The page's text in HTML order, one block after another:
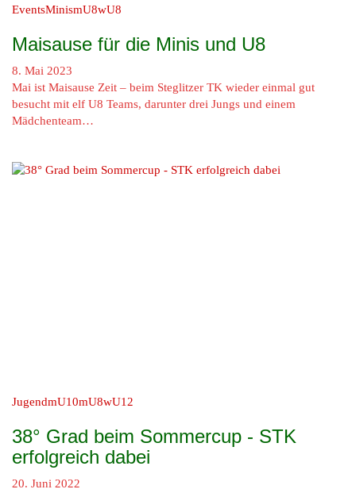
EventsMinismU8wU8
Maisause für die Minis und U8
8. Mai 2023
Mai ist Maisause Zeit – beim Steglitzer TK wieder einmal gut
besucht mit elf U8 Teams, darunter drei Jungs und einem
Mädchenteam…
JugendmU10mU8wU12
38° Grad beim Sommercup - STK
erfolgreich dabei
20. Juni 2022